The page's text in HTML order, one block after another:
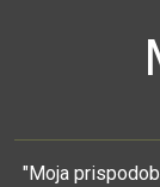
"Moja